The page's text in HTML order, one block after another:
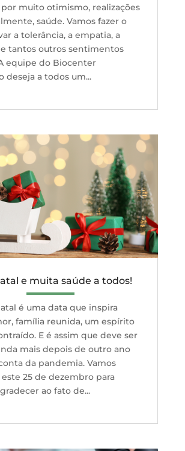
muito otimismo, realizações
saúde. Vamos fazer o
a tolerância, a empatia, a
tantos outros sentimentos
equipe do Biocenter
deseja a todos um...
e muita saúde a todos!
é uma data que inspira
família reunida, um espírito
E é assim que deve ser
mais depois de outro ano
da pandemia. Vamos
25 de dezembro para
ao fato de...